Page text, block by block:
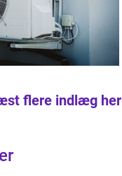
flere indlæg her